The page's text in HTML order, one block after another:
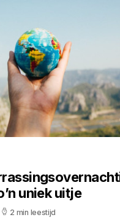
uniek uitje
2 min leestijd